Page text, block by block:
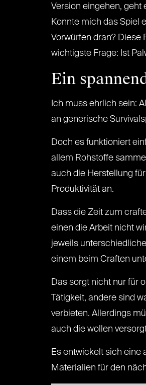
Version eingehen, geht
Konnte mich das Spiel
Vorwürfen dran? Diese
wichtigste Frage: Ist
Ein
Ich muss ehrlich sein:
an generische
Doch es funktioniert
allem Rohstoffe
auch die Herstellung
Produktivität an.
Dass die Zeit zum
einen die Arbeit nicht
jeweils
einem beim Craften
Das sorgt nicht nur für
Tätigkeit, andere sind
verbieten. Allerdings
auch die wollen
Es entwickelt sich eine
Materialien für den